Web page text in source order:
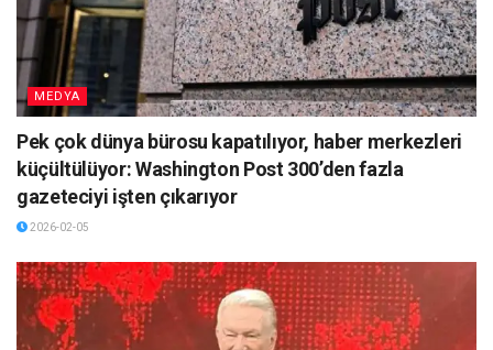
MEDYA
Pek çok dünya bürosu kapatılıyor, haber merkezleri
küçültülüyor: Washington Post 300’den fazla
gazeteciyi işten çıkarıyor
2026-02-05